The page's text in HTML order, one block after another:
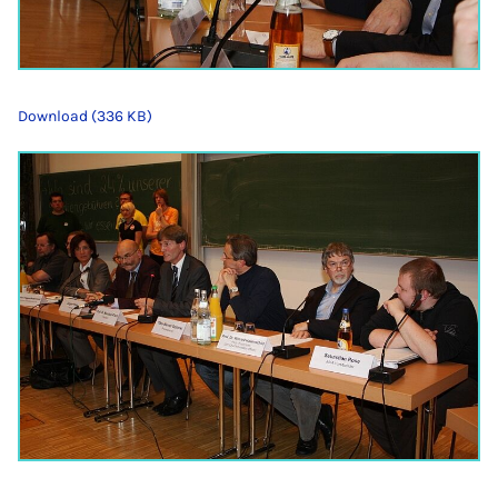
Download (336 KB)